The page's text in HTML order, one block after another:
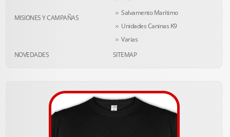
MISIONES Y CAMPAÑAS
Salvamento Marítimo
Unidades Caninas K9
Varias
NOVEDADES
SITEMAP